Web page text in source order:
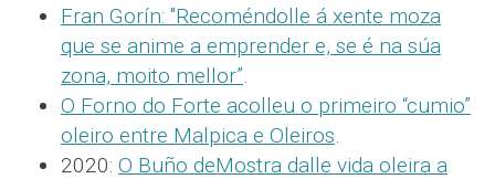
Fran Gorín: "Recoméndolle á xente moza
que se anime a emprender e, se é na súa
zona, moito mellor”.
O Forno do Forte acolleu o primeiro “cumio”
oleiro entre Malpica e Oleiros.
2020: O Buño deMostra dalle vida oleira a